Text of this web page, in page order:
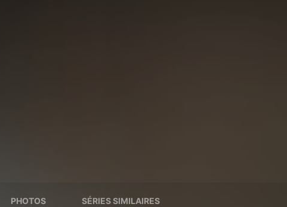
PHOTOS SÉRIES SIMILAIRES